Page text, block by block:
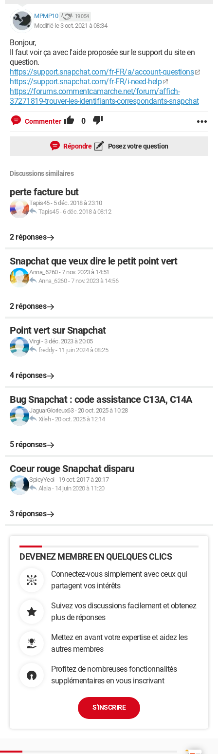
MPMP10 19 054
Modifié le 3 oct. 2021 à 08:34
Bonjour,
Il faut voir ça avec l'aide proposée sur le support du site en
question.
https://support.snapchat.com/fr-FR/a/account-questions
https://support.snapchat.com/fr-FR/i-need-help
https://forums.commentcamarche.net/forum/affich-
37271819-trouver-les-identifiants-correspondants-snapchat
Commenter 0
Répondre Posez votre question
Discussions similaires
perte facture but
Tapis45- 5 déc. 2018 à 23:10
Tapis45- 6 déc. 2018 à 08:12
2 réponses
Snapchat que veux dire le petit point vert
Anna_6260-7 nov. 2023 à 14:51
Anna_6260-7 nov. 2023 à 14:56
2 réponses
Point vert sur Snapchat
Virgi - 3 déc. 2023 à 20:05
freddy- 11 juin 2024 à 08:25
4 réponses
Bug Snapchat : code assistance C13A, C14A
JaguarGlorieux63-20 oct. 2025 à 10:28
Xileh-20 oct. 2025 à 12:14
5 réponses
Coeur rouge Snapchat disparu
SpicyYeol - 19 oct. 2017 à 20:17
Alala - 14 juin 2020 à 11:20
3 réponses
DEVENEZ MEMBRE EN QUELQUES CLICS
Connectez-vous simplement avec ceux qui
partagent vos intérêts
Suivez vos discussions facilement et obtenez
plus de réponses
Mettez en avant votre expertise et aidez les
autres membres
Profitez de nombreuses fonctionnalités
supplémentaires en vous inscrivant
S'INSCRIRE